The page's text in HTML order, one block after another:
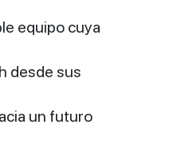
equipo cuya
desde sus
un futuro